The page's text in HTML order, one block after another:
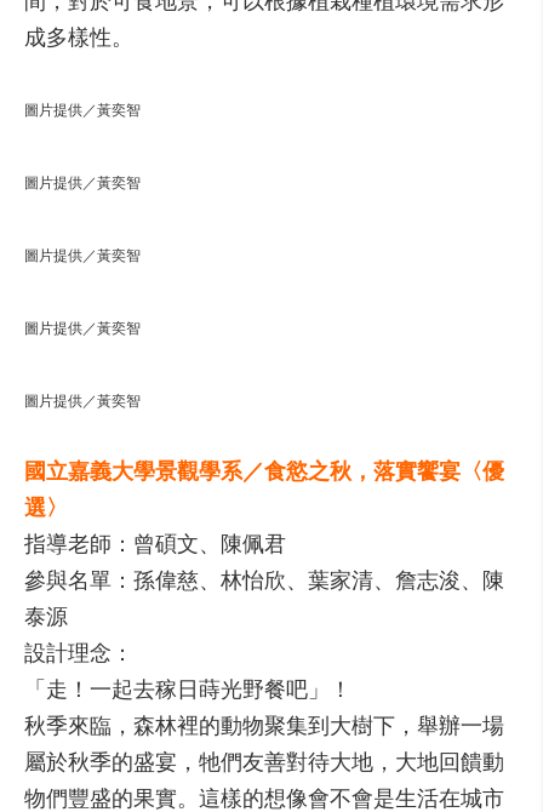
成多樣性。
圖片提供／黃奕智
圖片提供／黃奕智
圖片提供／黃奕智
圖片提供／黃奕智
圖片提供／黃奕智
國立嘉義大學景觀學系／食慾之秋，落實饗宴〈優
選〉
指導老師：曾碩文、陳佩君
參與名單：孫偉慈、林怡欣、葉家清、詹志浚、陳
泰源
設計理念：
「走！一起去稼日蒔光野餐吧」！
秋季來臨，森林裡的動物聚集到大樹下，舉辦一場
屬於秋季的盛宴，牠們友善對待大地，大地回饋動
物們豐盛的果實。這樣的想像會不會是生活在城市